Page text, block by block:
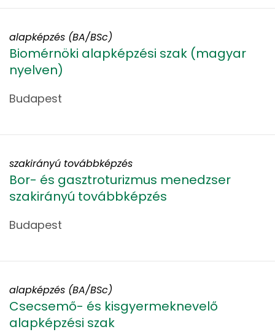
Biomérnöki alapképzési szak (magyar
nyelven)
Budapest
alapképzés (BA/BSc)
Bor- és gasztroturizmus menedzser
szakirányú továbbképzés
Budapest
szakirányú továbbképzés
Csecsemő- és kisgyermeknevelő
alapképzési szak
alapképzés (BA/BSc)